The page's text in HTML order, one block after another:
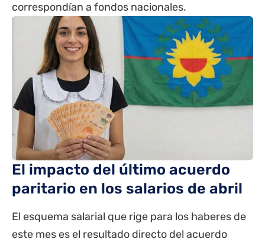
correspondían a fondos nacionales.
El impacto del último acuerdo
paritario en los salarios de abril
El esquema salarial que rige para los haberes de
este mes es el resultado directo del acuerdo